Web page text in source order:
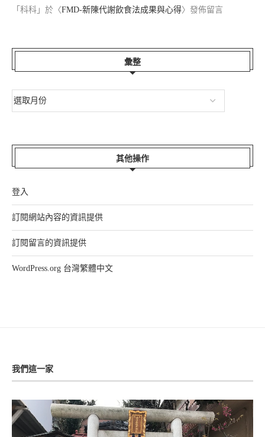
「 科科 」於〈FMD-新陳代謝飲食法成果與心得〉發佈留言
彙整
其他操作
登入
訂閱網站內容的資訊提供
訂閱留言的資訊提供
WordPress.org 台灣繁體中文
我們這一家